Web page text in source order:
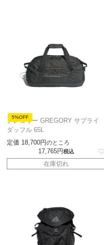
5%OFF
グレゴリー GREGORY サプライ
ダッフル 65L
定価 18,700 のところ
17,765 税込
在庫切れ